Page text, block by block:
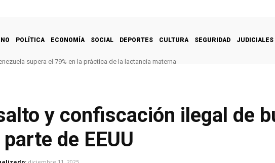
POLÍTICA ECONOMÍA SOCIAL DEPORTES CULTURA SEGURIDAD JUDICIALES
supera el 79% en la práctica de la lactancia materna
y confiscación ilegal de
de EEUU